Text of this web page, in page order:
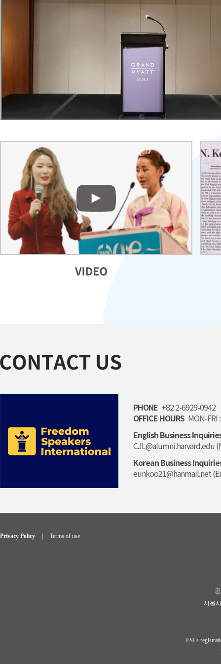
Privacy Policy Terms of use
서울
FSI’s